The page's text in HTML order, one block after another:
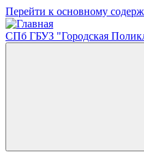
Перейти к основному
СПб ГБУЗ "Городская